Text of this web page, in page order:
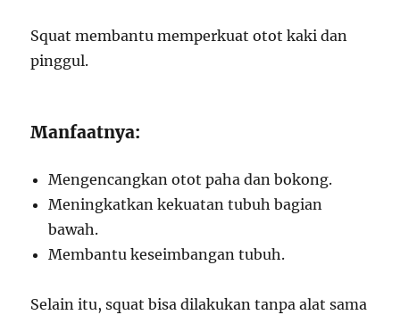
Squat membantu memperkuat otot kaki dan
pinggul.
Manfaatnya:
Mengencangkan otot paha dan bokong.
Meningkatkan kekuatan tubuh bagian
bawah.
Membantu keseimbangan tubuh.
Selain itu, squat bisa dilakukan tanpa alat sama